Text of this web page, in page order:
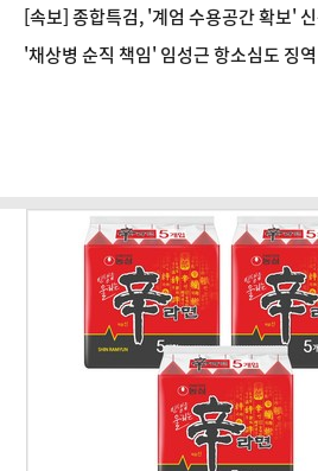
[속보] 종합특검, '계엄 수용공간 확보'
속기소
'채상병 순직 책임' 임성근 항소심도 징